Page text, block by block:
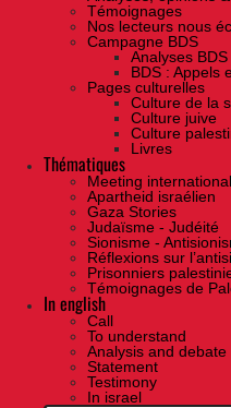
Témoignages
Nos lecteurs nous
Campagne BDS
Analyses BDS
BDS : Appels
Pages culturelles
Culture de la
Culture juive
Culture
Livres
Thématiques
Meeting
Apartheid israélien
Gaza Stories
Judaïsme - Judéité
Sionisme -
Réflexions sur
Prisonniers
Témoignages de
In english
Call
To understand
Analysis and debate
Statement
Testimony
In israel